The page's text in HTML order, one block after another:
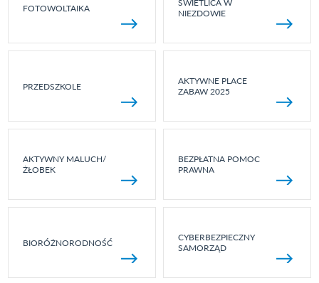
FOTOWOLTAIKA
ŚWIETLICA W
NIEZDOWIE
PRZEDSZKOLE
AKTYWNE PLACE
ZABAW 2025
AKTYWNY MALUCH/
ŻŁOBEK
BEZPŁATNA POMOC
PRAWNA
BIORÓŻNORODNOŚĆ
CYBERBEZPIECZNY
SAMORZĄD